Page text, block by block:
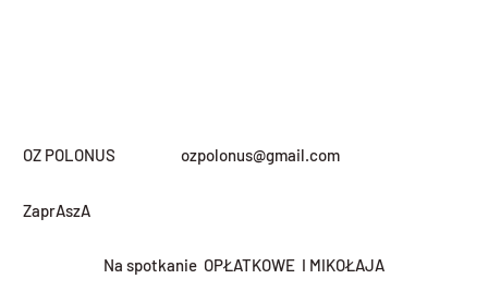
OZ POLONUS ozpolonus@gmail.com
ZaprAszA
Na spotkanie OPŁATKOWE I MIKOŁAJA